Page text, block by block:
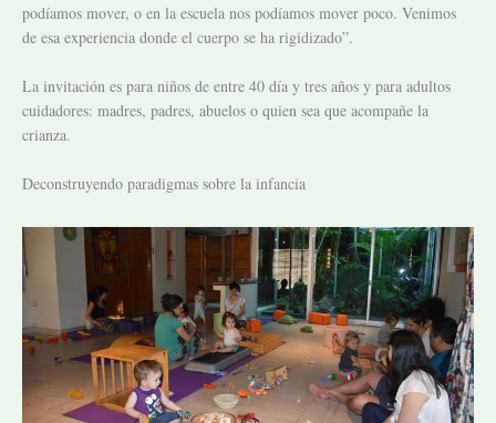
podíamos mover, o en la escuela nos podíamos mover poco. Venimos
de esa experiencia donde el cuerpo se ha rigidizado”.
La invitación es para niños de entre 40 día y tres años y para adultos
cuidadores: madres, padres, abuelos o quien sea que acompañe la
crianza.
Deconstruyendo paradigmas sobre la infancia